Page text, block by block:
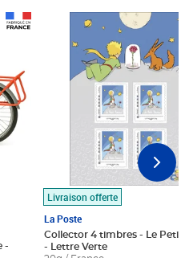
Livraison offerte
La Poste
Collector 4 timbres - Le Petit
- Lettre Verte
Prix 7,50€